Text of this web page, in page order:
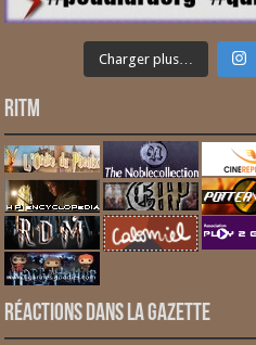
Charger plus…
RITM
Réactions dans la gazette